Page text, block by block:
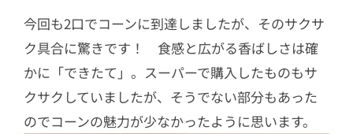
今回も2口でコーンに到達しましたが、そのサクサ
ク具合に驚きです！ 食感と広がる香ばしさは確
かに「できたて」。スーパーで購入したものもサ
クサクしていましたが、そうでない部分もあった
のでコーンの魅力が少なかったように思います。